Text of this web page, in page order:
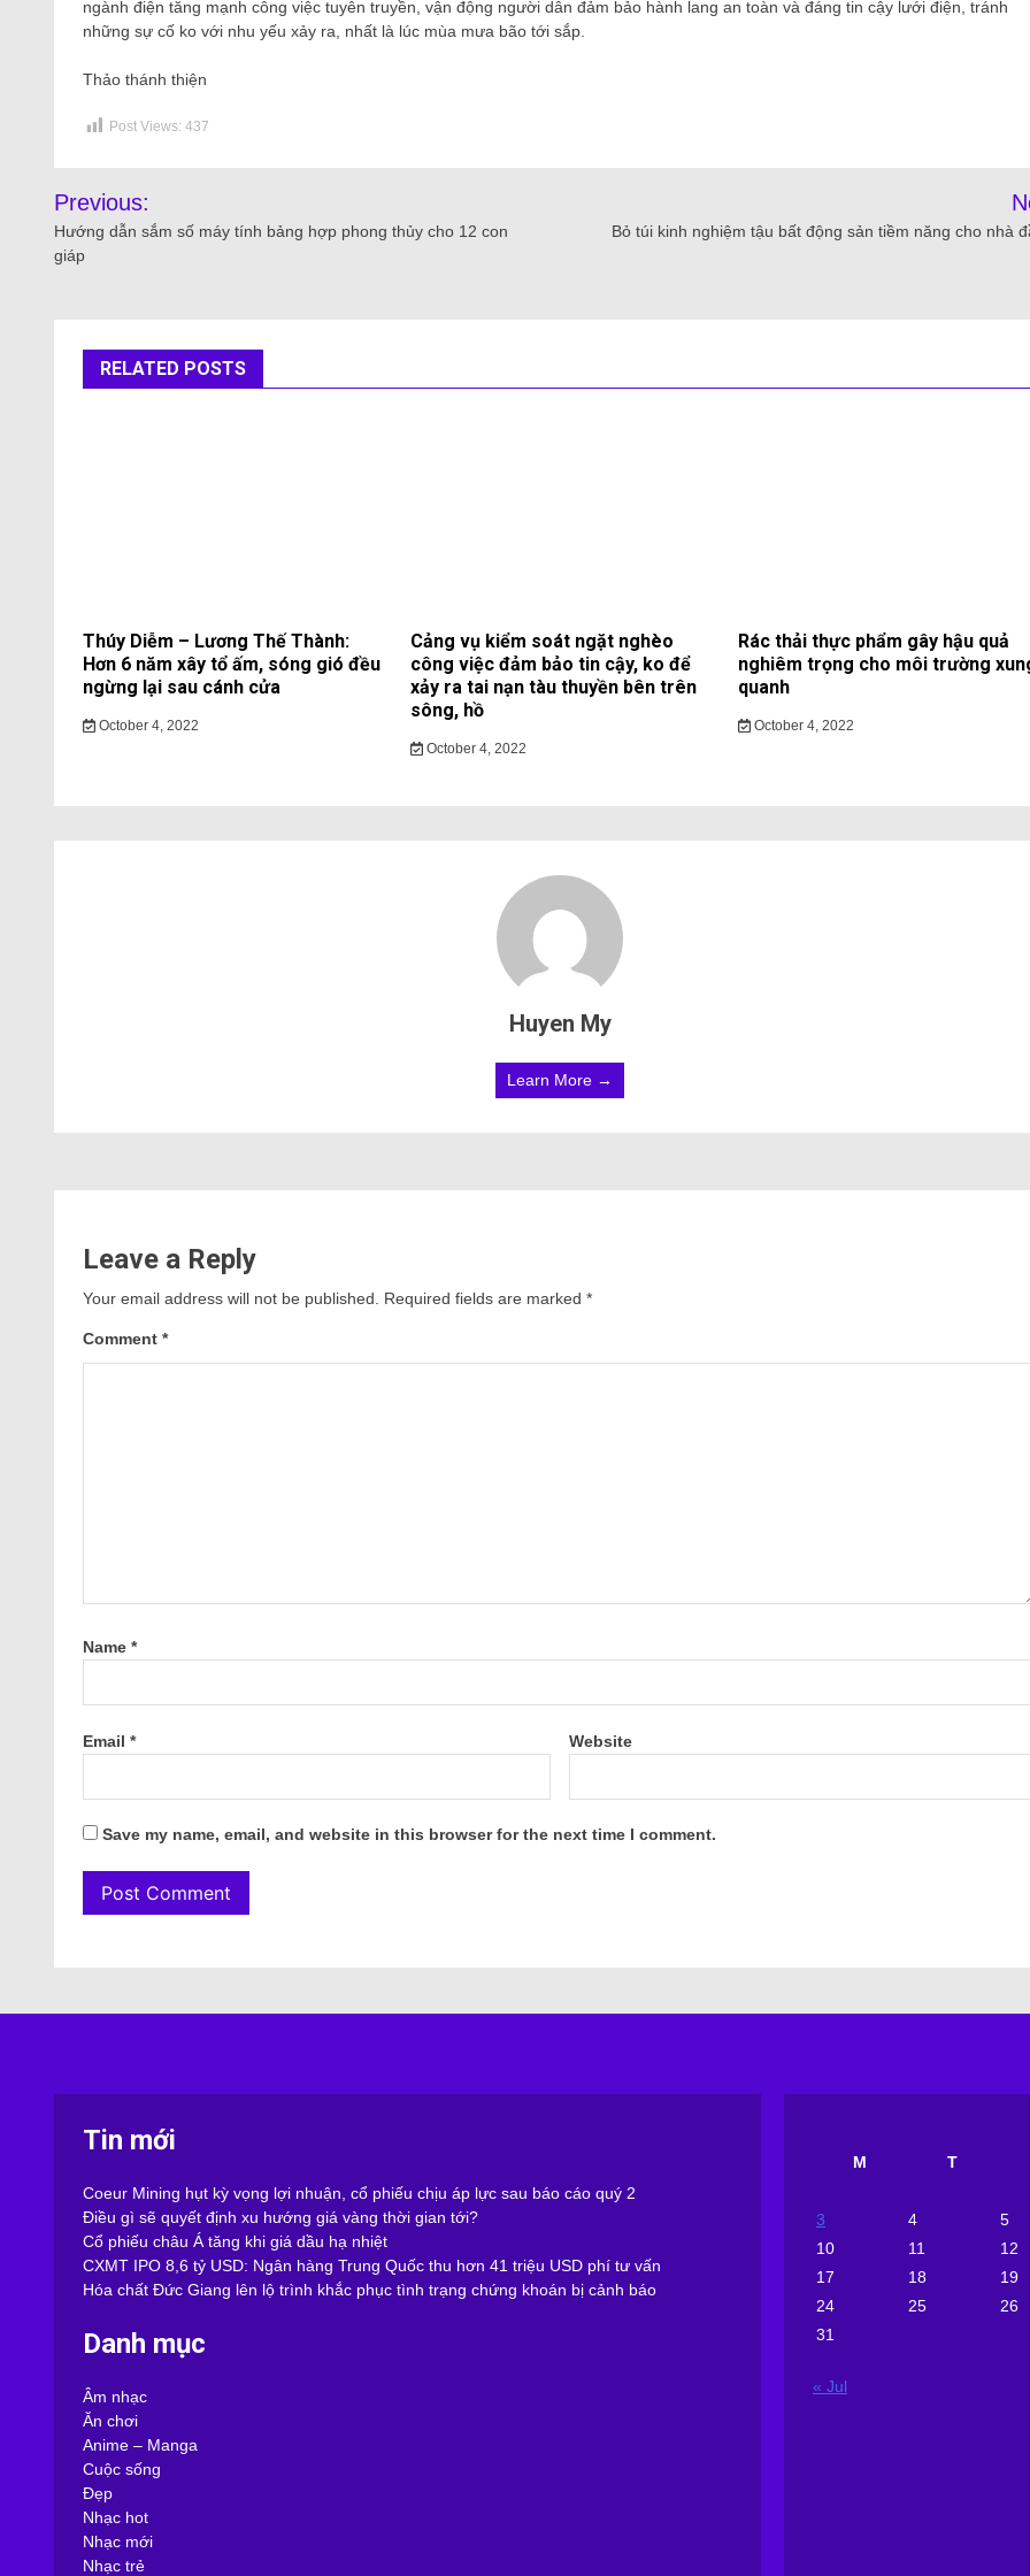
ngành điện tăng mạnh công việc tuyên truyền, vận động người dân đảm bảo hành lang an toàn và đáng tin cậy lưới điện, tránh
những sự cố ko với nhu yếu xảy ra, nhất là lúc mùa mưa bão tới sắp.
Thảo thánh thiện
Post Views: 437
Previous:
Hướng dẫn sắm số máy tính bảng hợp phong thủy cho 12 con
giáp
Bỏ túi kinh nghiệm tậu bất động sản tiềm năng cho nhà
RELATED POSTS
Thúy Diễm – Lương Thế Thành:
Hơn 6 năm xây tổ ấm, sóng gió đều
ngừng lại sau cánh cửa
October 4, 2022
Cảng vụ kiểm soát ngặt nghèo
công việc đảm bảo tin cậy, ko để
xảy ra tai nạn tàu thuyền bên trên
sông, hồ
October 4, 2022
Rác thải thực phẩm gây hậu quả
nghiêm trọng cho môi trường
quanh
October 4, 2022
Huyen My
Learn More →
Leave a Reply
Your email address will not be published. Required fields are marked *
Comment *
Name *
Email * Website
Save my name, email, and website in this browser for the next time I comment.
Tin mới
Coeur Mining hụt kỳ vọng lợi nhuận, cổ phiếu chịu áp lực sau báo cáo quý 2
Điều gì sẽ quyết định xu hướng giá vàng thời gian tới?
Cổ phiếu châu Á tăng khi giá dầu hạ nhiệt
CXMT IPO 8,6 tỷ USD: Ngân hàng Trung Quốc thu hơn 41 triệu USD phí tư vấn
Hóa chất Đức Giang lên lộ trình khắc phục tình trạng chứng khoán bị cảnh báo
Danh mục
Âm nhạc
Ăn chơi
Anime – Manga
Cuộc sống
Đẹp
Nhạc hot
Nhạc mới
Nhạc trẻ
M T
3 4
5
10
11
12
17
18
19
24
25
26
31
« Jul